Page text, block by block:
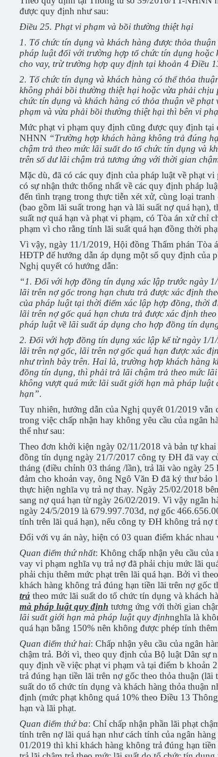
được quy định như sau:
Điều 25. Phạt vi phạm và bồi thường thiệt hại
1. Tổ chức tín dụng và khách hàng được thỏa
pháp luật đối với trường hợp tổ chức tín dụng hoặc
cho vay, trừ trường hợp quy định tại khoản 4 Điều
2. Tổ chức tín dụng và khách hàng có thể thỏa
không phải bồi thường thiệt hại hoặc vừa phải
chức tín dụng và khách hàng có thỏa thuận về
phạm và vừa phải bồi thường thiệt hại thì bên vi
Mức phạt vi phạm quy định cũng được quy định
NHNN “Trường hợp khách hàng không trả đúng
chậm trả theo mức lãi suất do tổ chức tín dụng và
trên số dư lãi chậm trả tương ứng với thời gian
Mặc dù, đã có các quy định của pháp luật về phạt
có sự nhận thức thống nhất về các quy định pháp
đến tình trạng trong thực tiễn xét xử, cùng loại
(bao gồm lãi suất trong hạn và lãi suất nợ quá
suất nợ quá hạn và phạt vi phạm, có Tòa án xử chỉ
phạm vì cho rằng tính lãi suất quá hạn đồng thời
Vì vậy, ngày 11/1/2019, Hội đồng Thẩm phán Tòa
HĐTP để hướng dẫn áp dụng một số quy định của
Nghị quyết có hướng dẫn:
“1. Đối với hợp đồng tín dụng xác lập trước ngày
lãi trên nợ gốc trong hạn chưa trả được xác định
của pháp luật tại thời điểm xác lập hợp đồng, thời
lãi trên nợ gốc quá hạn chưa trả được xác định
pháp luật về lãi suất áp dụng cho hợp đồng tín
2. Đối với hợp đồng tín dụng xác lập kể từ ngày 1/
lãi trên nợ gốc, lãi trên nợ gốc quá hạn được xác
như trình bày trên. Hai là, trường hợp khách hàng
đồng tín dụng, thì phải trả lãi chậm trả theo mức
không vượt quá mức lãi suất giới hạn mà pháp
hạn”.
Tuy nhiên, hướng dẫn của Nghị quyết 01/2019
trong việc chấp nhận hay không yêu cầu của ngân
thể như sau:
Theo đơn khởi kiện ngày 02/11/2018 và bản tự
đồng tín dụng ngày 21/7/2017 công ty ĐH đã vay
tháng (điều chỉnh 03 tháng /lần), trả lãi vào ngày
đảm cho khoản vay, ông Ngô Văn Đ đã ký thư bảo
thực hiện nghĩa vụ trả nợ thay. Ngày 25/02/2018
sang nợ quá hạn từ ngày 26/02/2019. Vì vậy ngân
ngày 24/5/2019 là 679.997.703đ, nợ gốc
tính trên lãi quá hạn), nếu công ty ĐH không trả
Đối với vụ án này, hiện có 03 quan điểm khác nhau
Quan điểm thứ nhất: Không chấp nhận yêu cầu
vay vi phạm nghĩa vụ trả nợ đã phải chịu mức lãi
phải chịu thêm mức phạt trên lãi quá hạn. Bởi vì
khách hàng không trả đúng hạn tiền lãi trên nợ
trả theo mức lãi suất do tổ chức tín dụng và khách
mà pháp luật quy định tương ứng với thời gian
lãi suất giới hạn mà pháp luật quy địnhnghĩa là
quá hạn bằng 150% nên không được phép tính
Quan điểm thứ hai: Chấp nhận yêu cầu của ngân
chậm trả. Bởi vì, theo quy định của Bộ luật Dân sự
quy định về việc phạt vi phạm và tại điểm b
trả đúng hạn tiền lãi trên nợ gốc theo thỏa thuận
suất do tổ chức tín dụng và khách hàng thỏa thuận
định (mức phạt không quá 10% theo Điều 13
hạn và lãi phạt.
Quan điểm thứ ba: Chỉ chấp nhận phần lãi phạt
tính trên nợ lãi quá hạn như cách tính của ngân
01/2019 thì khi khách hàng không trả đúng hạn